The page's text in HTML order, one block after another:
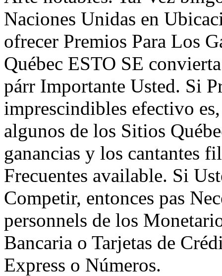
Naciones Unidas en
ofrecer Premios Para Los
Québec ESTO SE
párr Importante Usted. Si
imprescindibles efectivo
algunos de los Sitios
ganancias y los cantantes
Frecuentes available. Si
Competir, entonces pas
personnels de los
Bancaria o Tarjetas de
Express o Números.